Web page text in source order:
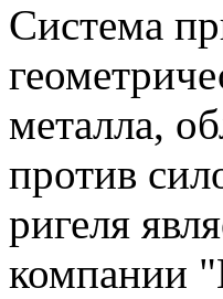
Система
металла,
против
ригеля
компании